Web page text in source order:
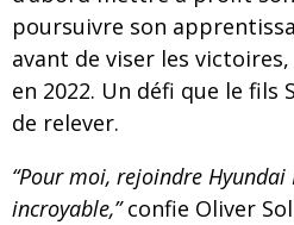
poursuivre son
avant de viser les
en 2022. Un défi que le fils
de relever.
“Pour moi, rejoindre
incroyable,”confie Oliver